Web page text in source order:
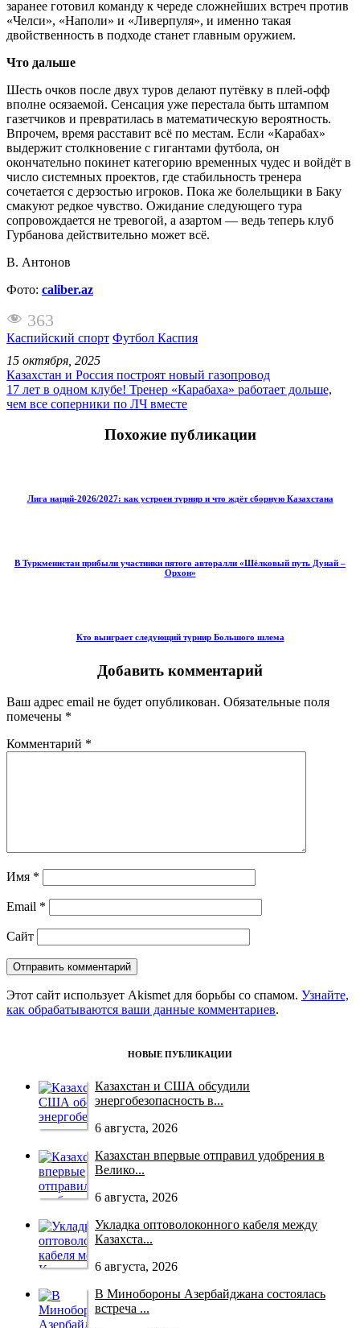
заранее готовил команду к череде сложнейших встреч против
«Челси», «Наполи» и «Ливерпуля», и именно такая
двойственность в подходе станет главным оружием.
Что дальше
Шесть очков после двух туров делают путёвку в плей-офф
вполне осязаемой. Сенсация уже перестала быть штампом
газетчиков и превратилась в математическую вероятность.
Впрочем, время расставит всё по местам. Если «Карабах»
выдержит столкновение с гигантами футбола, он
окончательно покинет категорию временных чудес и войдёт в
число системных проектов, где стабильность тренера
сочетается с дерзостью игроков. Пока же болельщики в Баку
смакуют редкое чувство. Ожидание следующего тура
сопровождается не тревогой, а азартом — ведь теперь клуб
Гурбанова действительно может всё.
В. Антонов
Фото: caliber.az
363
Каспийский спорт Футбол Каспия
15 октября, 2025
Казахстан и Россия построят новый газопровод
17 лет в одном клубе! Тренер «Карабаха» работает дольше,
чем все соперники по ЛЧ вместе
Похожие публикации
Лига наций-2026/2027: как устроен турнир и что ждёт сборную Казахстана
В Туркменистан прибыли участники пятого авторалли «Шёлковый путь Дунай –
Орхон»
Кто выиграет следующий турнир Большого шлема
Добавить комментарий
Ваш адрес email не будет опубликован. Обязательные поля
помечены *
Комментарий *
Имя *
Email *
Сайт
Этот сайт использует Akismet для борьбы со спамом. Узнайте,
как обрабатываются ваши данные комментариев.
НОВЫЕ ПУБЛИКАЦИИ
Казахстан и США обсудили
энергобезопасность в...
6 августа, 2026
Казахстан впервые отправил удобрения в
Велико...
6 августа, 2026
Укладка оптоволоконного кабеля между
Казахста...
6 августа, 2026
В Минобороны Азербайджана состоялась
встреча ...